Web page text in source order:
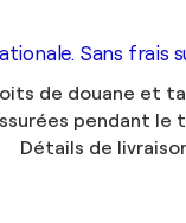
Sans frais
de douane et
pendant le
Détails de